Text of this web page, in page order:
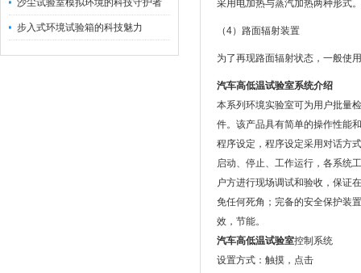
沙尘试验室模拟环境的科技守护者
步入式环境试验箱的科技魅力
采用电加热与蒸汽加热两种形式
（4）路面辐射装置
为了再现路面辐射状态，一般使
汽车高低温试验室系统介绍
本系列环境实验室可为用户批量
件。该产品具有简单的操作性能
程序设定，程序设定采用对话方
启动、停止、工作运行，各系统
户方进行现场调试和验收，保证
免任何死角；完备的安全保护装
效，节能。
汽车高低温试验室控制系统
设置方式：触摸，点击